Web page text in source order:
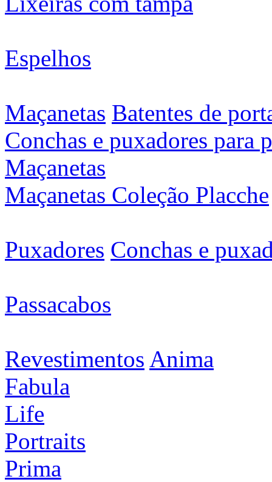
Espelhos
Maçanetas Batentes de
Conchas e puxadores para
Maçanetas
Maçanetas Coleção Placche
Puxadores Conchas e
Passacabos
Revestimentos Anima
Fabula
Life
Portraits
Prima